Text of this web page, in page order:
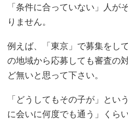
「条件に合っていない」人が
りません。
例えば、「東京」で募集をし
の地域から応募しても審査の
ど無いと思って下さい。
「どうしてもその子が」とい
に会いに何度でも通う」くら